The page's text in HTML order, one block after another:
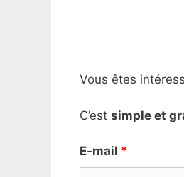
Vous êtes
C’est simple et
E-mail *